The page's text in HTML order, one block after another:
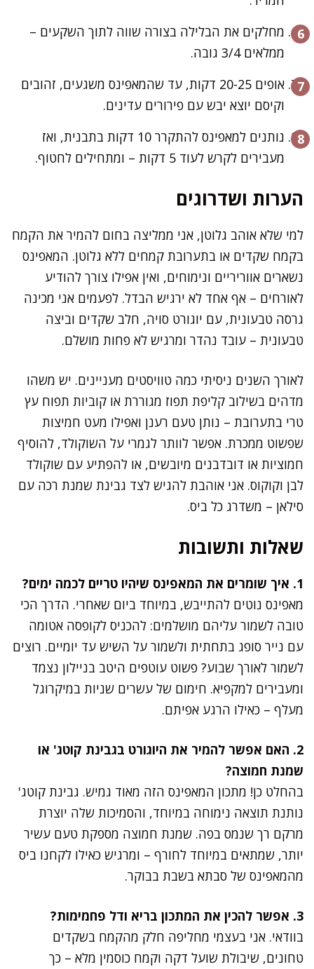
מחלקים את הבלילה בצורה שווה לתוך השקעים –
ממלאים 3/4 גובה.
אופים 20-25 דקות, עד שהמאפינס משגעים, זהובים
וקיסם יוצא יבש עם פירורים עדינים.
נותנים למאפינס להתקרר 10 דקות בתבנית, ואז
מעבירים לקרש לעוד 5 דקות – ומתחילים לחטוף.
הערות ושדרוגים
למי שלא אוהב גלוטן, אני ממליצה בחום להמיר את הקמח
בקמח שקדים או בתערובת קמחים ללא גלוטן. המאפינס
נשארים אווריריים ונימוחים, ואין אפילו צורך להודיע
לאורחים – אף אחד לא ירגיש הבדל. לפעמים אני מכינה
גרסה טבעונית, עם יוגורט סויה, חלב שקדים וביצה
טבעונית – עובד נהדר ומרגיש לא פחות מושלם.
לאורך השנים ניסיתי כמה טוויסטים מעניינים. יש משהו
מדהים בשילוב קליפת תפוז מגוררת או קוביות תפוח עץ
טרי בתערובת – נותן טעם רענן ואפילו מעט חמיצות
שפשוט ממכרת. אפשר לוותר לגמרי על השוקולד, להוסיף
חמוציות או דובדבנים מיובשים, או להפתיע עם שוקולד
לבן וקוקוס. אני אוהבת להגיש לצד גבינת שמנת רכה עם
סילאן – משדרג כל ביס.
שאלות ותשובות
1. איך שומרים את המאפינס שיהיו טריים לכמה ימים?
מאפינס נוטים להתייבש, במיוחד ביום שאחרי. הדרך הכי
טובה לשמור עליהם מושלמים: להכניס לקופסה אטומה
עם נייר סופג בתחתית ולשמור על השיש עד יומיים. רוצים
לשמור לאורך שבוע? פשוט עוטפים היטב בניילון נצמד
ומעבירים למקפיא. חימום של עשרים שניות במיקרוגל
מעלף – כאילו הרגע אפיתם.
2. האם אפשר להמיר את היוגורט בגבינת קוטג' או
שמנת חמוצה?
בהחלט כן! מתכון המאפינס הזה מאוד גמיש. גבינת קוטג'
נותנת תוצאה נימוחה במיוחד, והסמיכות שלה יוצרת
מרקם רך שנמס בפה. שמנת חמוצה מספקת טעם עשיר
יותר, שמתאים במיוחד לחורף – ומרגיש כאילו לקחנו ביס
מהמאפינס של סבתא בשבת בבוקר.
3. אפשר להכין את המתכון בריא ודל פחמימות?
בוודאי. אני בעצמי מחליפה חלק מהקמח בשקדים
טחונים, שיבולת שועל דקה וקמח כוסמין מלא – כך